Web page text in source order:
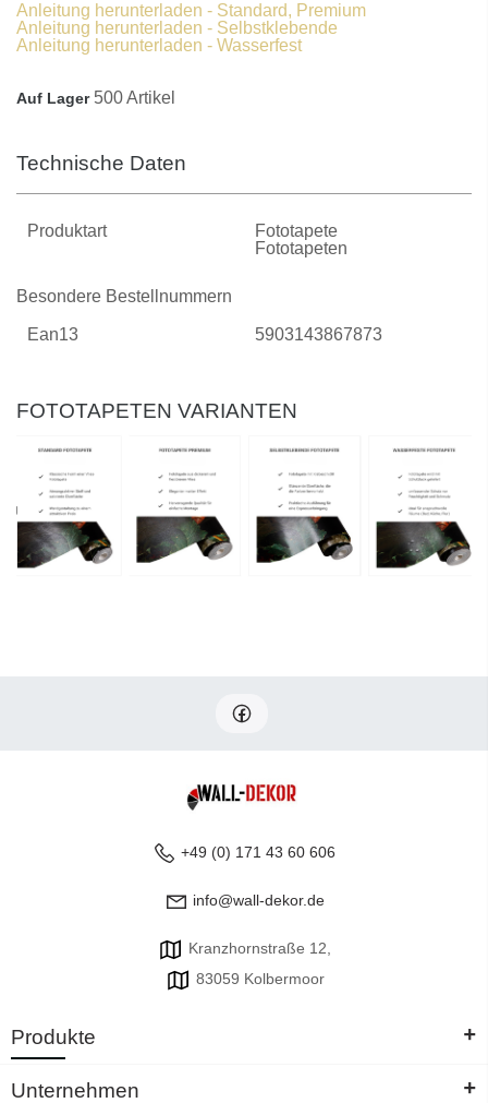
Anleitung herunterladen - Standard, Premium
Anleitung herunterladen - Selbstklebende
Anleitung herunterladen - Wasserfest
Auf Lager 500 Artikel
Technische Daten
Produktart
Fototapete
Fototapeten
Besondere Bestellnummern
Ean13 5903143867873
FOTOTAPETEN VARIANTEN
+49 (0) 171 43 60 606
info@wall-dekor.de
Kranzhornstraße 12,
83059 Kolbermoor
Produkte +
Unternehmen +